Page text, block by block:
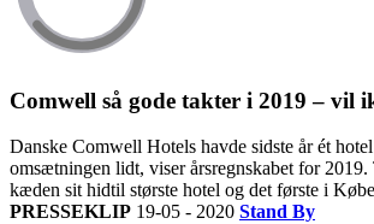
Comwell så gode takter i 2019 – vil
Danske Comwell Hotels havde sidste år ét
omsætningen lidt, viser årsregnskabet for 2019.
kæden sit hidtil største hotel og det første i
PRESSEKLIP 19-05 - 2020 Stand By